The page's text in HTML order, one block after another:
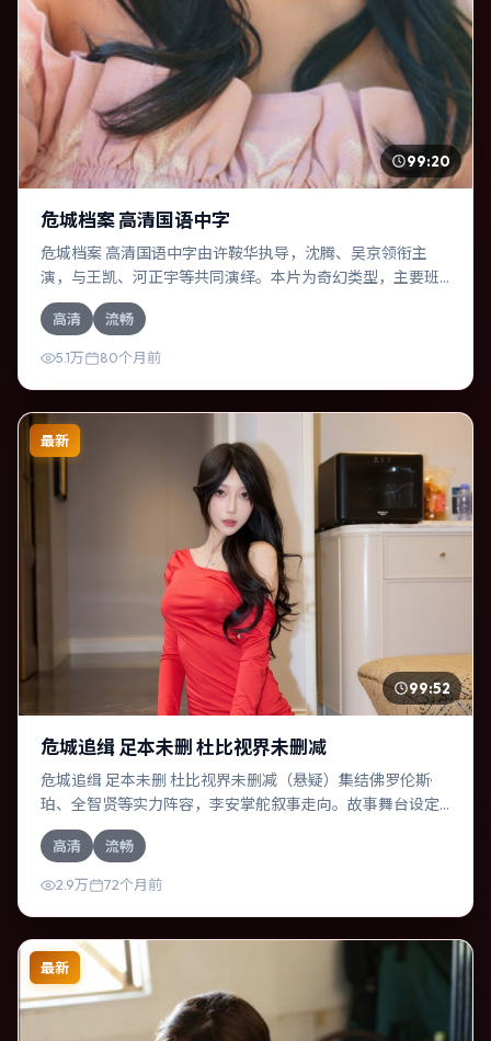
99:20
危城档案 高清国语中字
危城档案 高清国语中字由许鞍华执导，沈腾、吴京领衔主
演，与王凯、河正宇等共同演绎。本片为奇幻类型，主要班
底与取景来自中国大陆。时间循环困住主角，每一次醒来规
则都在改变。影片整体气质明快，节奏紧凑，人物动机清
晰，适合喜欢强情节与细腻表演的观众。
高清 流畅
5.1万 80个月前
最新
99:52
危城追缉 足本未删 杜比视界未删减
危城追缉 足本未删 杜比视界未删减（悬疑）集结佛罗伦斯·
珀、全智贤等实力阵容，李安掌舵叙事走向。故事舞台设定
于韩国，围绕一次意外选择展开连锁反应；配乐与色彩高度
服务于主题，结尾留白耐人寻味。
高清 流畅
2.9万 72个月前
最新